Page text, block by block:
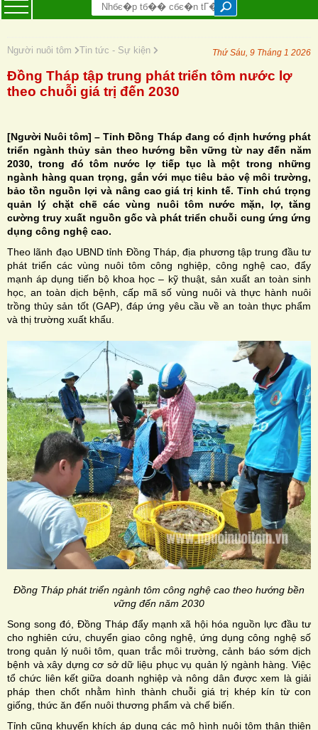
Người nuôi tôm Tin tức - Sự kiện Thứ Sáu, 9 Tháng 1 2026
Đồng Tháp tập trung phát triển tôm nước lợ
theo chuỗi giá trị đến 2030
[Người Nuôi tôm] – Tỉnh Đồng Tháp đang có định hướng phát
triển ngành thủy sản theo hướng bền vững từ nay đến năm
2030, trong đó tôm nước lợ tiếp tục là một trong những
ngành hàng quan trọng, gắn với mục tiêu bảo vệ môi trường,
bảo tồn nguồn lợi và nâng cao giá trị kinh tế. Tỉnh chú trọng
quản lý chặt chẽ các vùng nuôi tôm nước mặn, lợ, tăng
cường truy xuất nguồn gốc và phát triển chuỗi cung ứng ứng
dụng công nghệ cao.
Theo lãnh đạo UBND tỉnh Đồng Tháp, địa phương tập trung đầu tư
phát triển các vùng nuôi tôm công nghiệp, công nghệ cao, đẩy
mạnh áp dụng tiến bộ khoa học – kỹ thuật, sản xuất an toàn sinh
học, an toàn dịch bệnh, cấp mã số vùng nuôi và thực hành nuôi
trồng thủy sản tốt (GAP), đáp ứng yêu cầu về an toàn thực phẩm
và thị trường xuất khẩu.
Đồng Tháp phát triển ngành tôm công nghệ cao theo hướng bền
vững đến năm 2030
Song song đó, Đồng Tháp đẩy mạnh xã hội hóa nguồn lực đầu tư
cho nghiên cứu, chuyển giao công nghệ, ứng dụng công nghệ số
trong quản lý nuôi tôm, quan trắc môi trường, cảnh báo sớm dịch
bệnh và xây dựng cơ sở dữ liệu phục vụ quản lý ngành hàng. Việc
tổ chức liên kết giữa doanh nghiệp và nông dân được xem là giải
pháp then chốt nhằm hình thành chuỗi giá trị khép kín từ con
giống, thức ăn đến nuôi thương phẩm và chế biến.
Tỉnh cũng khuyến khích áp dụng các mô hình nuôi tôm thân thiện